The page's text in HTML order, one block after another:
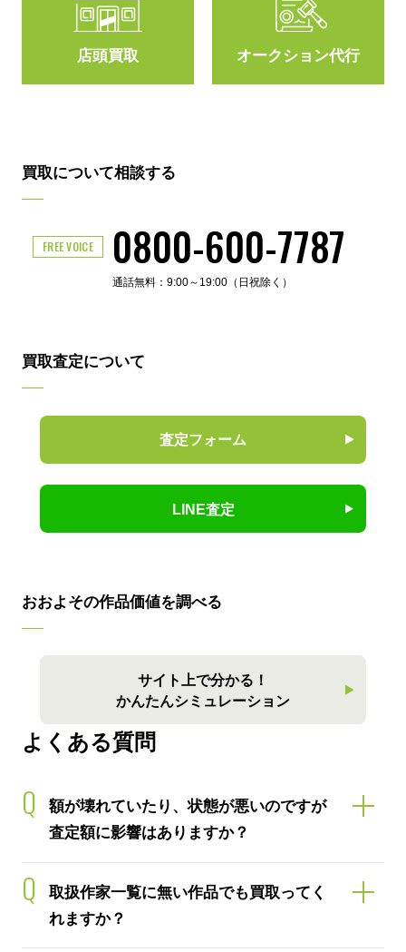
店頭買取 オークション代行
買取について相談する
FREE VOICE 0800-600-7787
通話無料：9:00～19:00（日祝除く）
買取査定について
査定フォーム
LINE査定
おおよその作品価値を調べる
サイト上で分かる！
かんたんシミュレーション
よくある質問
Q
額が壊れていたり、状態が悪いのですが
査定額に影響はありますか？
Q
取扱作家一覧に無い作品でも買取ってく
れますか？